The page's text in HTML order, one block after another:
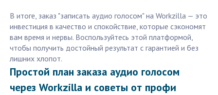
В итоге, заказ "записать аудио голосом" на Workzilla — это
инвестиция в качество и спокойствие, которые сэкономят
вам время и нервы. Воспользуйтесь этой платформой,
чтобы получить достойный результат с гарантией и без
лишних хлопот.
Простой план заказа аудио голосом
через Workzilla и советы от профи